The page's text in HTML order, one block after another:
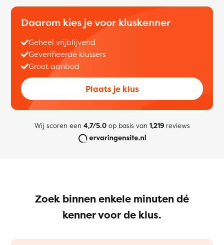
Daarom kies je voor kluskenner
Geheel vrijblijvend
Geverifieerde klussers
Groot aanbod
Plaats je klus
Wij scoren een 4,7/5.0op basis van 1,219reviews
Zoek binnen enkele minuten dé
kenner voor de klus.